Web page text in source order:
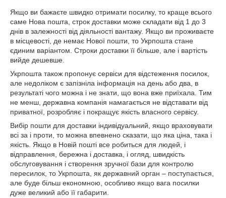
Якщо ви бажаєте швидко отримати посилку, то краще всього
саме Нова пошта, строк доставки може складати від 1 до 3
днів в залежності від діяльності вантажу. Якщо ви проживаєте
в місцевості, де немає Нової пошти, то Укрпошта стане
єдиним варіантом. Строки доставки її більше, але і вартість
вийде дешевше.
Укрпошта також пропонує сервіси для відстеження посилок,
але недоліком є запізніла інформація на день або два, в
результаті чого можна і не знати, що вона вже приїхала. Тим
не менш, державна компанія намагається не відставати від
приватної, розробляє і покращує якість власного сервісу.
Вибір пошти для доставки індивідуальний, якщо враховувати
всі за і проти, то можна впевнено сказати, що яка ціна, така і
якість. Якщо в Новій пошті все робиться для людей, і
відправлення, бережна і доставка, і огляд, швидкість
обслуговування і створення зручної бази для контролю
пересилок, то Укрпошта, як державний орган – поступається,
але буде більш економною, особливо якщо вага посилки
дуже великий або її габарити.